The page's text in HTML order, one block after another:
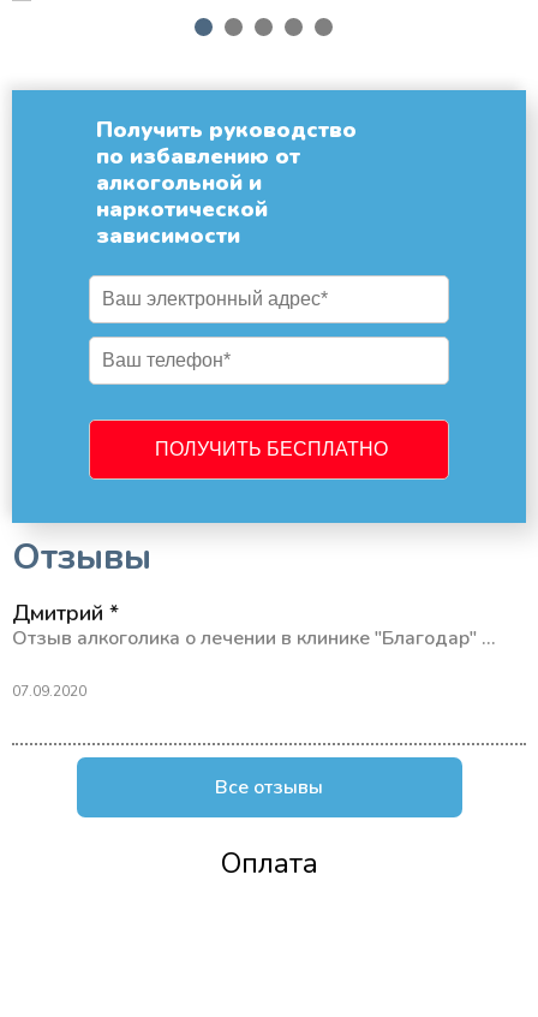
1 2 3 4 5
Получить руководство
по избавлению от
алкогольной и
наркотической
зависимости
Отзывы
Дмитрий *
Отзыв алкоголика о лечении в клинике "Благодар" ...
07.09.2020
Все отзывы
Оплата